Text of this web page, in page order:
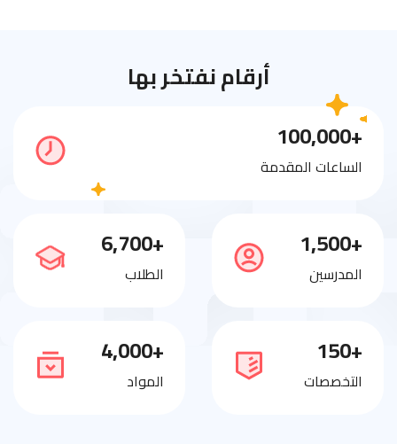
أرقام نفتخر بها
+100,000
الساعات المقدمة
+1,500
المدرسين
+6,700
الطلاب
+150
التخصصات
+4,000
المواد